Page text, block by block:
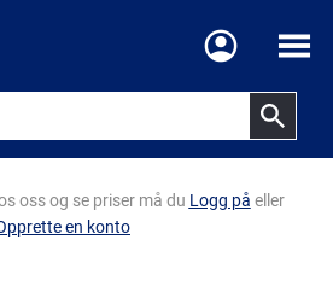
Meny
oss og se priser må du Logg på eller
en konto